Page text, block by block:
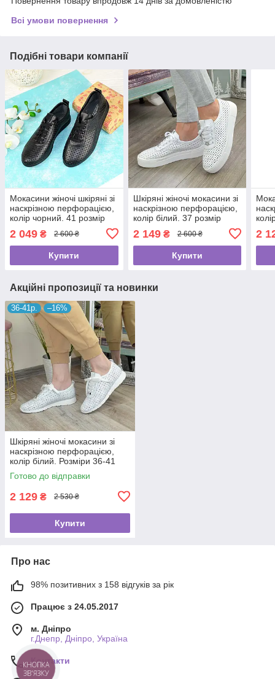
Всі умови повернення
Подібні товари компанії
Мокасини жіночі шкіряні зі
наскрізною перфорацією,
колір чорний. 41 розмір
2 049 ₴ 2 600 ₴
Купити
Шкіряні жіночі мокасини зі
наскрізною перфорацією,
колір білий. 37 розмір
2 149₴ 2 600 ₴
Купити
2
Акційні пропозиції та новинки
36-41р. –16%
Шкіряні жіночі мокасини зі
наскрізною перфорацією,
колір білий. Розміри 36-41
Готово до відправки
2 129 ₴ 2 530 ₴
Купити
Про нас
98% позитивних з 158 відгуків за рік
Працює з 24.05.2017
м. Дніпро
г.Днепр, Дніпро, Україна
Контакти
КНОПКА
ЗВ'ЯЗКУ